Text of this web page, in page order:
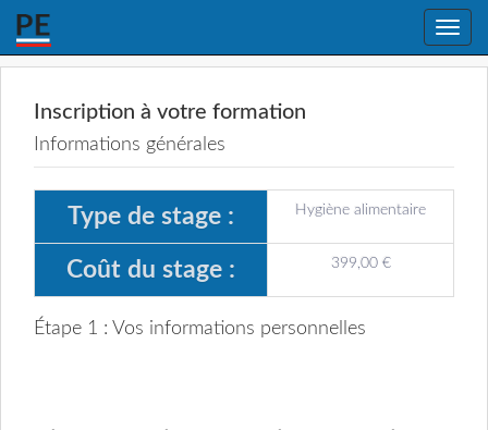
Toggle
Inscription à votre formation
Informations générales
Type de stage : Hygiène alimentaire
Coût du stage : 399,00 €
Étape 1 : Vos informations personnelles